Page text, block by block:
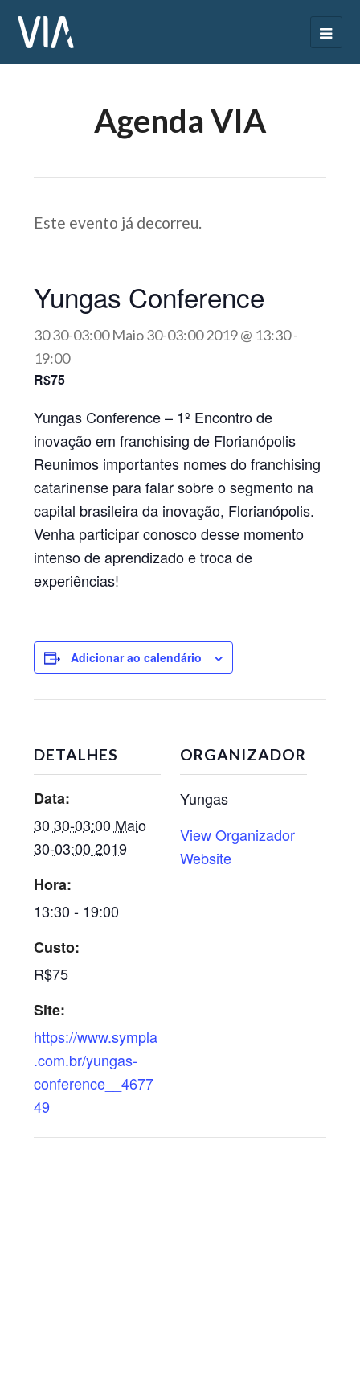
Agenda VIA
Este evento já decorreu.
Yungas Conference
30 30-03:00 Maio 30-03:00 2019 @ 13:30-
19:00
R$75
Yungas Conference – 1º Encontro de
inovação em franchising de Florianópolis
Reunimos importantes nomes do franchising
catarinense para falar sobre o segmento na
capital brasileira da inovação, Florianópolis.
Venha participar conosco desse momento
intenso de aprendizado e troca de
experiências!
Adicionar ao calendário
DETALHES
Data:
30 30-03:00 Maio
30-03:00 2019
Hora:
13:30 - 19:00
Custo:
R$75
Site:
https://www.sympla
.com.br/yungas-
conference__4677
49
ORGANIZADOR
Yungas
View Organizador
Website